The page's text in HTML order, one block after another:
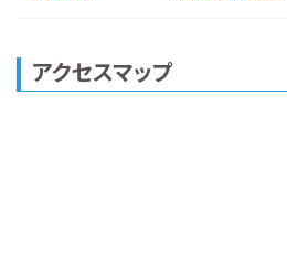
アクセスマップ